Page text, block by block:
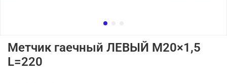
Метчик гаечный ЛЕВЫЙ М20×1,5
L=220